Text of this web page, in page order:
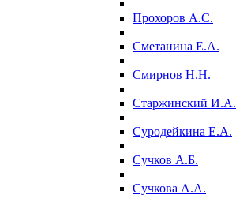
Прохоров А.С.
Сметанина Е.А.
Смирнов Н.Н.
Старжинский И.А.
Суродейкина Е.А.
Сучков А.Б.
Сучкова А.А.